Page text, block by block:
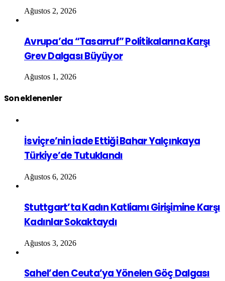
Ağustos 2, 2026
Avrupa’da “Tasarruf” Politikalarına Karşı
Grev Dalgası Büyüyor
Ağustos 1, 2026
Son eklenenler
İsviçre’nin İade Ettiği Bahar Yalçınkaya
Türkiye’de Tutuklandı
Ağustos 6, 2026
Stuttgart’ta Kadın Katliamı Girişimine Karşı
Kadınlar Sokaktaydı
Ağustos 3, 2026
Sahel’den Ceuta’ya Yönelen Göç Dalgası